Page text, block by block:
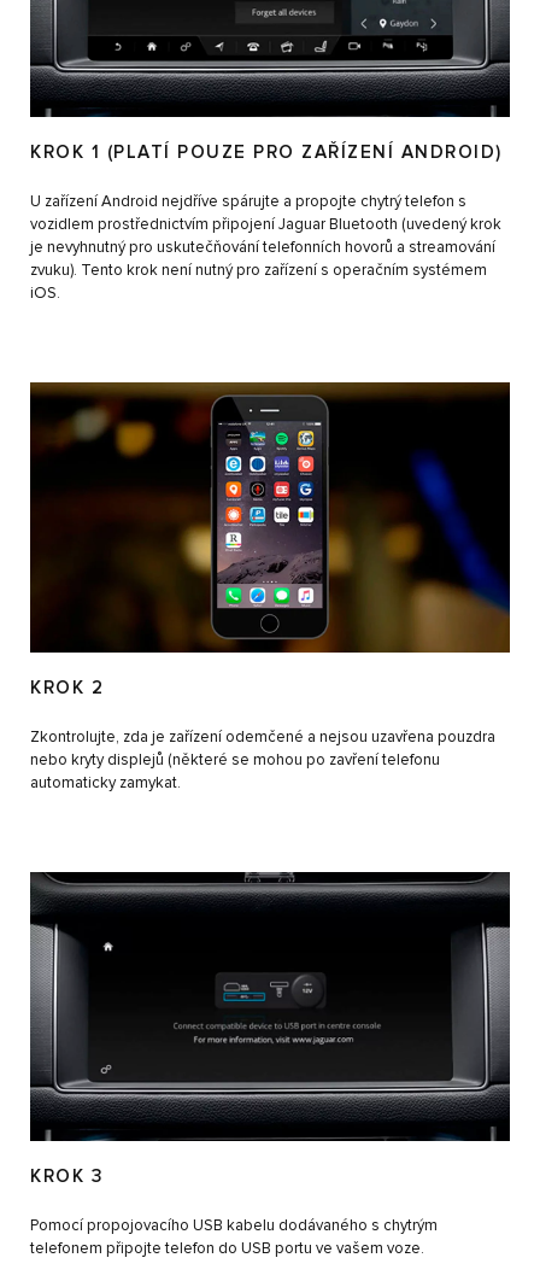
KROK 1 (PLATÍ POUZE PRO ZAŘÍZENÍ ANDROID)
U zařízení Android nejdříve spárujte a propojte chytrý telefon s
vozidlem prostřednictvím připojení Jaguar Bluetooth (uvedený krok
je nevyhnutný pro uskutečňování telefonních hovorů a streamování
zvuku). Tento krok není nutný pro zařízení s operačním systémem
iOS.
KROK 2
Zkontrolujte, zda je zařízení odemčené a nejsou uzavřena pouzdra
nebo kryty displejů (některé se mohou po zavření telefonu
automaticky zamykat.
KROK 3
Pomocí propojovacího USB kabelu dodávaného s chytrým
telefonem připojte telefon do USB portu ve vašem voze.